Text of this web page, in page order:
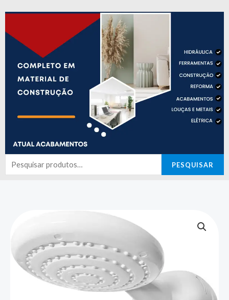
Pesquisar
por:
PESQUISAR